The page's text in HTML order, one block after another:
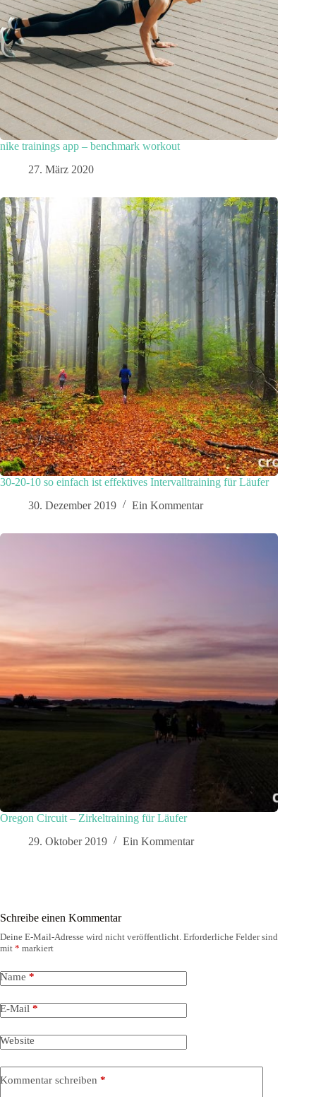
nike trainings app – benchmark workout
27. März 2020
30-20-10 so einfach ist effektives Intervalltraining für Läufer
30. Dezember 2019
Ein Kommentar
Oregon Circuit – Zirkeltraining für Läufer
29. Oktober 2019
Ein Kommentar
Schreibe einen Kommentar
Deine E-Mail-Adresse wird nicht veröffentlicht. Erforderliche Felder sind
mit * markiert
Name *
E-Mail *
Website
Kommentar schreiben *